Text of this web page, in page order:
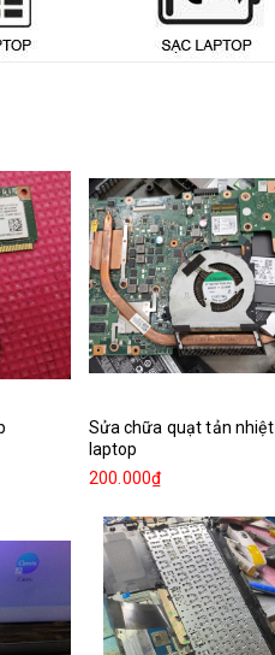
Sửa chữa quạt tản nhiệt
laptop
200.000₫